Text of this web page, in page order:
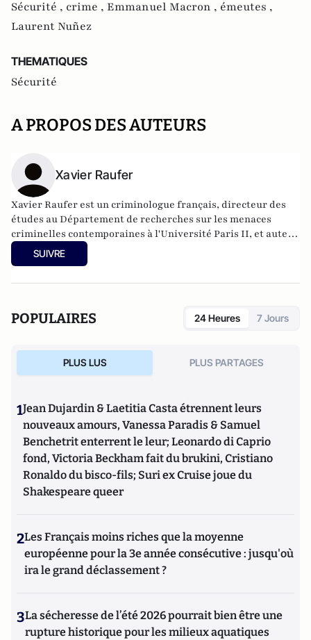
Sécurité , crime , Emmanuel Macron , émeutes ,
Laurent Nuñez
THEMATIQUES
Sécurité
A PROPOS DES AUTEURS
Xavier Raufer
Xavier Raufer est un criminologue français, directeur des
études au Département de recherches sur les menaces
criminelles contemporaines à l'Université Paris II, et auteur
de nombreux ouvrages sur le sujet. Dernier en date:
criminalité organisée dans le chaos mondial : mafias,
SUIVRE
POPULAIRES 24 Heures 7 Jours
PLUS LUS PLUS PARTAGES
1Jean Dujardin & Laetitia Casta étrennent leurs
nouveaux amours, Vanessa Paradis & Samuel
Benchetrit enterrent le leur; Leonardo di Caprio
fond, Victoria Beckham fait du brukini, Cristiano
Ronaldo du bisco-fils; Suri ex Cruise joue du
Shakespeare queer
2Les Français moins riches que la moyenne
européenne pour la 3e année consécutive : jusqu'où
ira le grand déclassement ?
3La sécheresse de l’été 2026 pourrait bien être une
rupture historique pour les milieux aquatiques